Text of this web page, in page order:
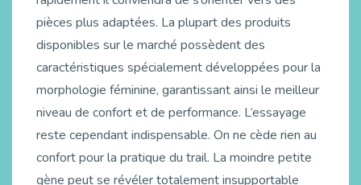
pièces plus adaptées. La plupart des produits
disponibles sur le marché possèdent des
caractéristiques spécialement développées pour la
morphologie féminine, garantissant ainsi le meilleur
niveau de confort et de performance. L’essayage
reste cependant indispensable. On ne cède rien au
confort pour la pratique du trail. La moindre petite
gène peut se révéler totalement insupportable